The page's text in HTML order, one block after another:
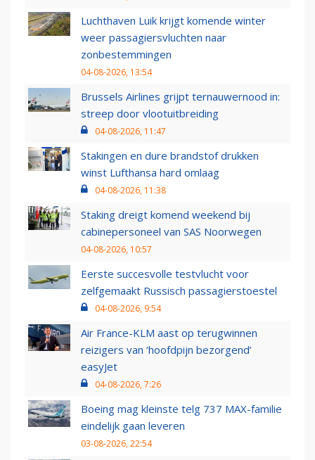
Luchthaven Luik krijgt komende winter
weer passagiersvluchten naar
zonbestemmingen
04-08-2026, 13:54
Brussels Airlines grijpt ternauwernood in:
streep door vlootuitbreiding
04-08-2026, 11:47
Stakingen en dure brandstof drukken
winst Lufthansa hard omlaag
04-08-2026, 11:38
Staking dreigt komend weekend bij
cabinepersoneel van SAS Noorwegen
04-08-2026, 10:57
Eerste succesvolle testvlucht voor
zelfgemaakt Russisch passagierstoestel
04-08-2026, 9:54
Air France-KLM aast op terugwinnen
reizigers van ‘hoofdpijn bezorgend’
easyJet
04-08-2026, 7:26
Boeing mag kleinste telg 737 MAX-familie
eindelijk gaan leveren
03-08-2026, 22:54